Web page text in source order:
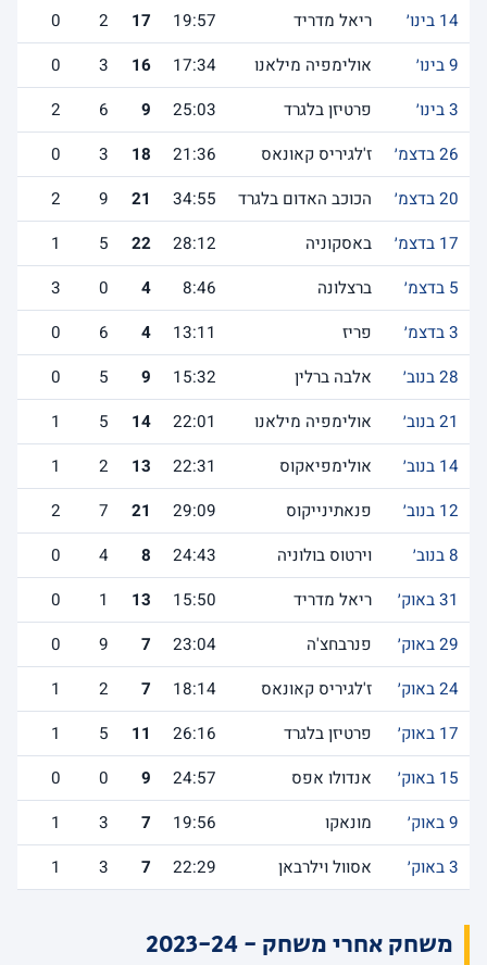
14 בינו׳
ריאל מדריד 19:57
17
2
0
9 בינו׳
אולימפיה מילאנו 17:34
16
3
0
3 בינו׳
פרטיזן בלגרד 25:03
9
6
2
26 בדצמ׳
ז'לגיריס קאונאס 21:36
18
3
0
20 בדצמ׳
הכוכב האדום בלגרד 34:55
21
9
2
17 בדצמ׳
באסקוניה 28:12
22
5
1
5 בדצמ׳
ברצלונה 8:46
4
0
3
3 בדצמ׳
פריז 13:11
4
6
0
28 בנוב׳
אלבה ברלין 15:32
9
5
0
21 בנוב׳
אולימפיה מילאנו 22:01
14
5
1
14 בנוב׳
אולימפיאקוס 22:31
13
2
1
12 בנוב׳
פנאתינייקוס 29:09
21
7
2
8 בנוב׳
וירטוס בולוניה 24:43
8
4
0
31 באוק׳
ריאל מדריד 15:50
13
1
0
29 באוק׳
פנרבחצ'ה 23:04
7
9
0
24 באוק׳
ז'לגיריס קאונאס 18:14
7
2
1
17 באוק׳
פרטיזן בלגרד 26:16
11
5
1
15 באוק׳
אנדולו אפס 24:57
9
0
0
9 באוק׳
מונאקו 19:56
7
3
1
3 באוק׳
אסוול וילרבאן 22:29
7
3
1
משחק אחרי משחק - 2023-24